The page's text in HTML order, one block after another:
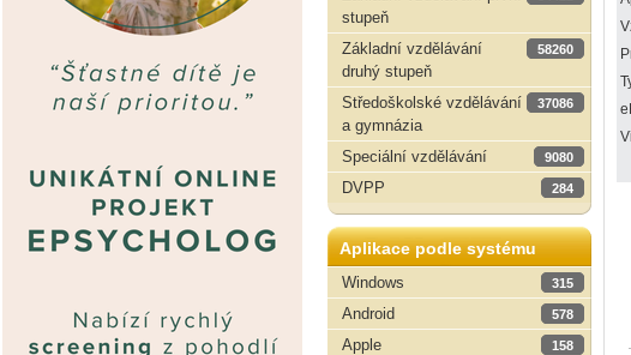
stupeň
Základní vzdělávání
druhý stupeň
58260
Středoškolské vzdělávání
a gymnázia
37086
Speciální vzdělávání 9080
DVPP 284
Aplikace podle systému
Windows
315
Android 578
Apple 158